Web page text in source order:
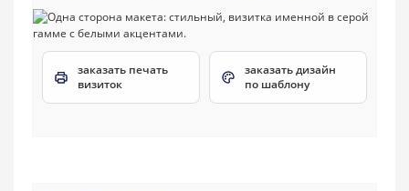
заказать печать
визиток
заказать дизайн
по шаблону